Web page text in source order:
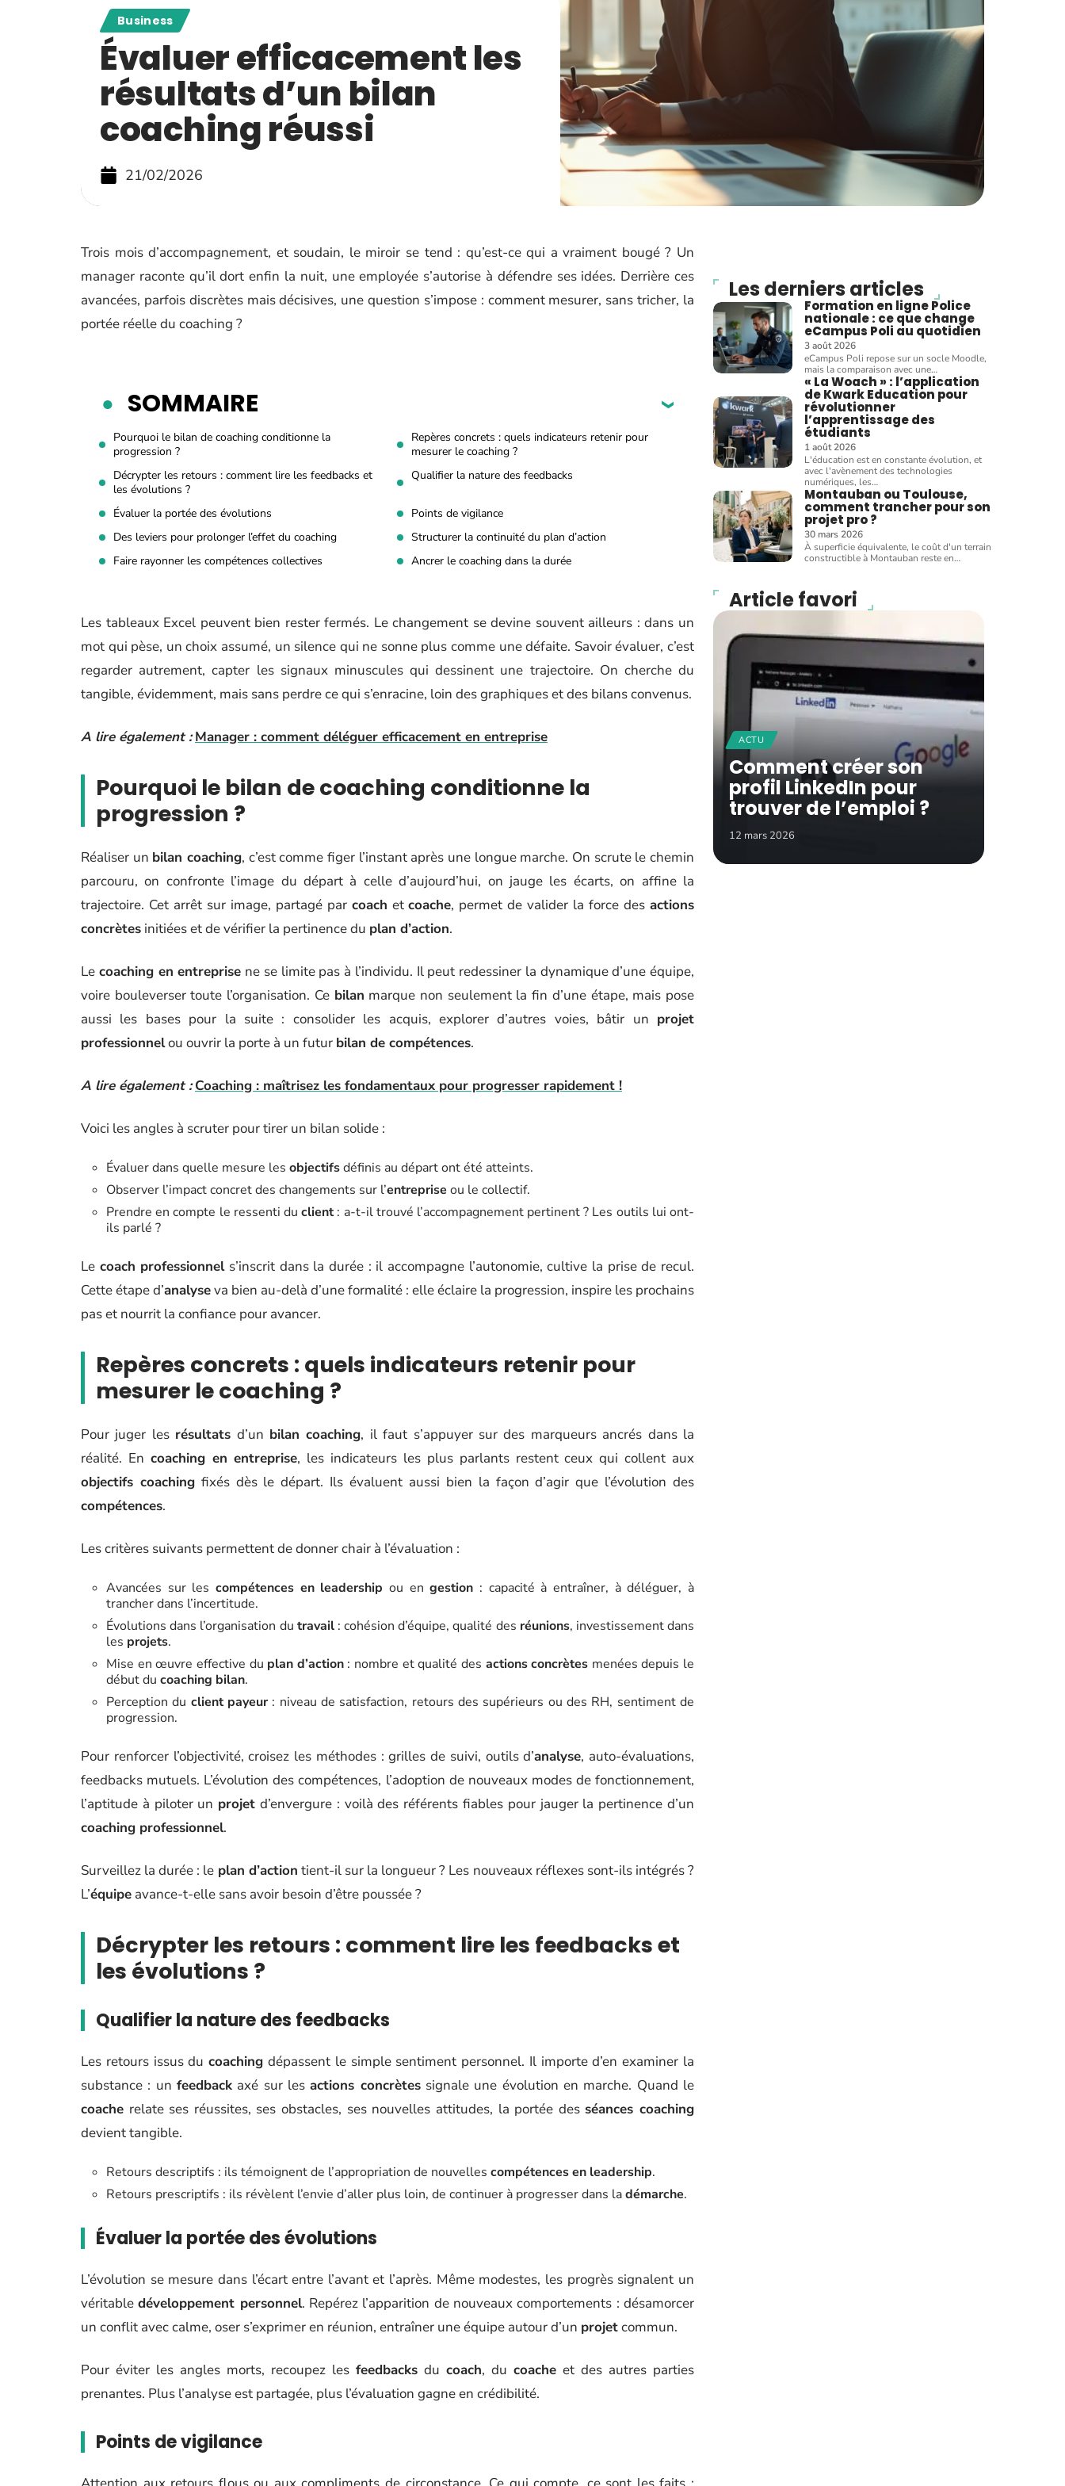
Business
Évaluer efficacement les
résultats d’un bilan
coaching réussi
21/02/2026
Trois mois d’accompagnement, et soudain, le miroir se tend : qu’est-ce qui a vraiment bougé ? Un
manager raconte qu’il dort enfin la nuit, une employée s’autorise à défendre ses idées. Derrière ces
avancées, parfois discrètes mais décisives, une question s’impose : comment mesurer, sans tricher, la
portée réelle du coaching ?
SOMMAIRE
Pourquoi le bilan de coaching conditionne la
progression ?
Repères concrets : quels indicateurs retenir pour
mesurer le coaching ?
Décrypter les retours : comment lire les feedbacks et
les évolutions ?
Qualifier la nature des feedbacks
Évaluer la portée des évolutions
Points de vigilance
Des leviers pour prolonger l’effet du coaching
Structurer la continuité du plan d’action
Faire rayonner les compétences collectives
Ancrer le coaching dans la durée
Les tableaux Excel peuvent bien rester fermés. Le changement se devine souvent ailleurs : dans un
mot qui pèse, un choix assumé, un silence qui ne sonne plus comme une défaite. Savoir évaluer, c’est
regarder autrement, capter les signaux minuscules qui dessinent une trajectoire. On cherche du
tangible, évidemment, mais sans perdre ce qui s’enracine, loin des graphiques et des bilans convenus.
A lire également : Manager : comment déléguer efficacement en entreprise
Pourquoi le bilan de coaching conditionne la
progression ?
Réaliser un bilan coaching, c’est comme figer l’instant après une longue marche. On scrute le chemin
parcouru, on confronte l’image du départ à celle d’aujourd’hui, on jauge les écarts, on affine la
trajectoire. Cet arrêt sur image, partagé par coach etcoache, permet de valider la force des actions
concrètes initiées et de vérifier la pertinence du plan d’action.
Le coaching en entreprise ne se limite pas à l’individu. Il peut redessiner la dynamique d’une équipe,
voire bouleverser toute l’organisation. Ce bilan marque non seulement la fin d’une étape, mais pose
aussi les bases pour la suite : consolider les acquis, explorer d’autres voies, bâtir un projet
professionnelou ouvrir la porte à un futur bilan de compétences.
A lire également : Coaching : maîtrisez les fondamentaux pour progresser rapidement !
Voici les angles à scruter pour tirer un bilan solide :
Évaluer dans quelle mesure les objectifsdéfinis au départ ont été atteints.
Observer l’impact concret des changements sur l’entreprise ou le collectif.
Prendre en compte le ressenti duclient : a-t-il trouvé l’accompagnement pertinent ? Les outils lui ont-
ils parlé ?
Le coach professionnels’inscrit dans la durée : il accompagne l’autonomie, cultive la prise de recul.
Cette étape d’analyseva bien au-delà d’une formalité : elle éclaire la progression, inspire les prochains
pas et nourrit la confiance pour avancer.
Repères concrets : quels indicateurs retenir pour
mesurer le coaching ?
Pour juger les résultats d’un bilan coaching, il faut s’appuyer sur des marqueurs ancrés dans la
réalité. En coaching en entreprise, les indicateurs les plus parlants restent ceux qui collent aux
objectifs coachingfixés dès le départ. Ils évaluent aussi bien la façon d’agir que l’évolution des
compétences.
Les critères suivants permettent de donner chair à l’évaluation :
Avancées sur les compétences en leadership ou engestion : capacité à entraîner, à déléguer, à
trancher dans l’incertitude.
Évolutions dans l’organisation du travail: cohésion d’équipe, qualité des réunions, investissement dans
les projets.
Mise en œuvre effective du plan d’action: nombre et qualité des actions concrètes menées depuis le
début du coaching bilan.
Perception du client payeur : niveau de satisfaction, retours des supérieurs ou des RH, sentiment de
progression.
Pour renforcer l’objectivité, croisez les méthodes : grilles de suivi, outils d’analyse, auto-évaluations,
feedbacks mutuels. L’évolution des compétences, l’adoption de nouveaux modes de fonctionnement,
l’aptitude à piloter un projet d’envergure : voilà des référents fiables pour jauger la pertinence d’un
coaching professionnel.
Surveillez la durée : le plan d’action tient-il sur la longueur ? Les nouveaux réflexes sont-ils intégrés ?
L’équipe avance-t-elle sans avoir besoin d’être poussée ?
Décrypter les retours : comment lire les feedbacks et
les évolutions ?
Qualifier la nature des feedbacks
Les retours issus ducoaching dépassent le simple sentiment personnel. Il importe d’en examiner la
substance : un feedback axé sur lesactions concrètessignale une évolution en marche. Quand le
coache relate ses réussites, ses obstacles, ses nouvelles attitudes, la portée des séances coaching
devient tangible.
Retours descriptifs : ils témoignent de l’appropriation de nouvelles compétences en leadership.
Retours prescriptifs : ils révèlent l’envie d’aller plus loin, de continuer à progresser dans ladémarche.
Évaluer la portée des évolutions
L’évolution se mesure dans l’écart entre l’avant et l’après. Même modestes, les progrès signalent un
véritabledéveloppement personnel. Repérez l’apparition de nouveaux comportements : désamorcer
un conflit avec calme, oser s’exprimer en réunion, entraîner une équipe autour d’un projetcommun.
Pour éviter les angles morts, recoupez les feedbacks du coach, du coache et des autres parties
prenantes. Plus l’analyse est partagée, plus l’évaluation gagne en crédibilité.
Points de vigilance
Les derniers articles
Formation en ligne Police
nationale : ce que change
eCampus Poli au quotidien
3 août 2026
eCampus Poli repose sur un socle Moodle,
mais la comparaison avec une…
« La Woach » : l’application
de Kwark Education pour
révolutionner
l’apprentissage des
étudiants
1 août 2026
L'éducation est en constante évolution, et
avec l'avènement des technologies
numériques, les…
Montauban ou Toulouse,
comment trancher pour son
projet pro ?
30 mars 2026
À superficie équivalente, le coût d'un terrain
constructible à Montauban reste en…
Article favori
ACTU
Comment créer son
profil LinkedIn pour
trouver de l’emploi ?
12 mars 2026